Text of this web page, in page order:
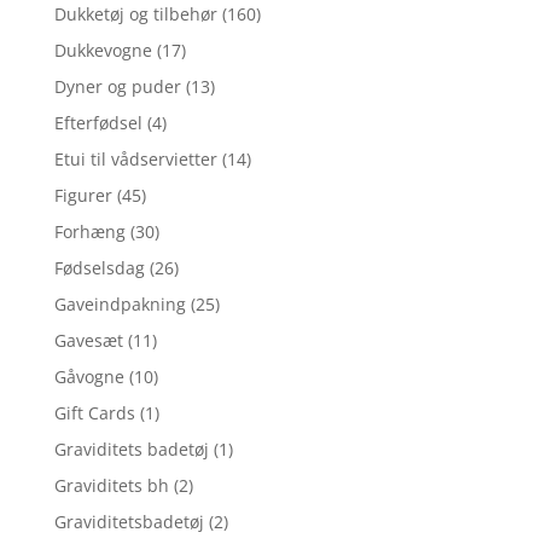
Dukketøj og tilbehør (160)
Dukkevogne (17)
Dyner og puder (13)
Efterfødsel (4)
Etui til vådservietter (14)
Figurer (45)
Forhæng (30)
Fødselsdag (26)
Gaveindpakning (25)
Gavesæt (11)
Gåvogne (10)
Gift Cards (1)
Graviditets badetøj (1)
Graviditets bh (2)
Graviditetsbadetøj (2)